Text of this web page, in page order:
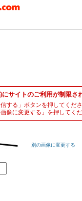
サイトのご利用が制限さ
する」ボタンを押してくださ
像に変更する」を押してくだ
別の画像に変更する